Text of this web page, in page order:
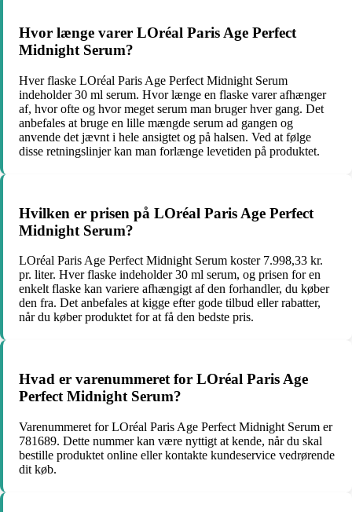
Hvor længe varer LOréal Paris Age Perfect
Midnight Serum?
Hver flaske LOréal Paris Age Perfect Midnight Serum
indeholder 30 ml serum. Hvor længe en flaske varer afhænger
af, hvor ofte og hvor meget serum man bruger hver gang. Det
anbefales at bruge en lille mængde serum ad gangen og
anvende det jævnt i hele ansigtet og på halsen. Ved at følge
disse retningslinjer kan man forlænge levetiden på produktet.
Hvilken er prisen på LOréal Paris Age Perfect
Midnight Serum?
LOréal Paris Age Perfect Midnight Serum koster 7.998,33 kr.
pr. liter. Hver flaske indeholder 30 ml serum, og prisen for en
enkelt flaske kan variere afhængigt af den forhandler, du køber
den fra. Det anbefales at kigge efter gode tilbud eller rabatter,
når du køber produktet for at få den bedste pris.
Hvad er varenummeret for LOréal Paris Age
Perfect Midnight Serum?
Varenummeret for LOréal Paris Age Perfect Midnight Serum er
781689. Dette nummer kan være nyttigt at kende, når du skal
bestille produktet online eller kontakte kundeservice vedrørende
dit køb.